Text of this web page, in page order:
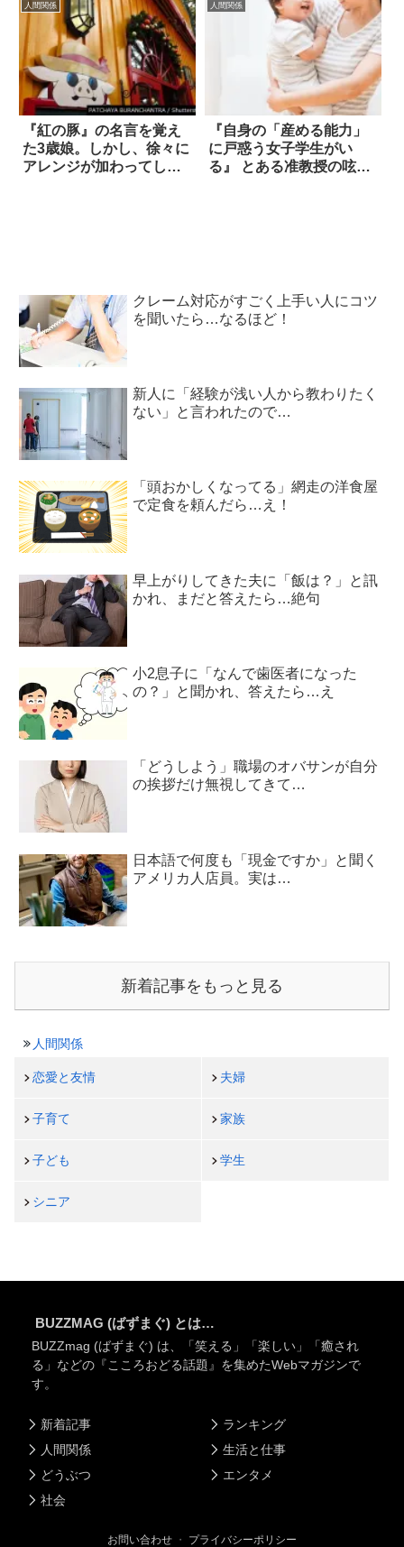
人間関係
『紅の豚』の名言を覚え
た3歳娘。しかし、徐々に
アレンジが加わってしま
人間関係
『自身の「産める能力」
に戸惑う女子学生がい
る』 とある准教授の呟き
クレーム対応がすごく上手い人にコツ
を聞いたら…なるほど！
新人に「経験が浅い人から教わりたく
ない」と言われたので…
「頭おかしくなってる」網走の洋食屋
で定食を頼んだら…え！
早上がりしてきた夫に「飯は？」と訊
かれ、まだと答えたら…絶句
小2息子に「なんで歯医者になった
の？」と聞かれ、答えたら…え
「どうしよう」職場のオバサンが自分
の挨拶だけ無視してきて…
日本語で何度も「現金ですか」と聞く
アメリカ人店員。実は…
新着記事をもっと見る
人間関係
恋愛と友情 夫婦
子育て 家族
子ども 学生
シニア
BUZZMAG (ばずまぐ) とは…
BUZZmag (ばずまぐ) は、「笑える」「楽しい」「癒され
る」などの『こころおどる話題』を集めたWebマガジンで
す。
新着記事
人間関係
どうぶつ
社会
ランキング
生活と仕事
エンタメ
お問い合わせ ・ プライバシーポリシー